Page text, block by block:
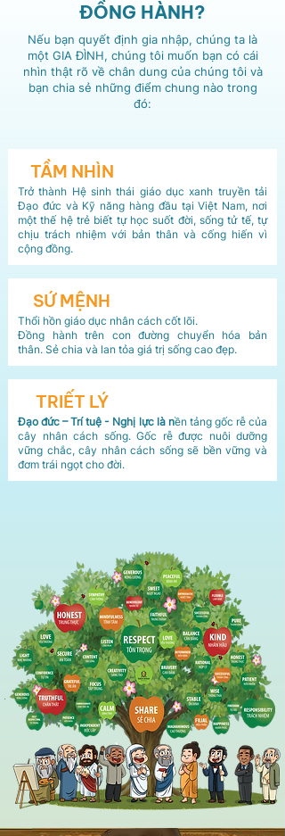
ĐỒNG HÀNH?
Nếu bạn quyết định gia nhập, chúng ta là
một GIA ĐÌNH, chúng tôi muốn bạn có cái
nhìn thật rõ về chân dung của chúng tôi và
bạn chia sẻ những điểm chung nào trong
đó:
TẦM NHÌN
Trở thành Hệ sinh thái giáo dục xanh truyền tải
Đạo đức và Kỹ năng hàng đầu tại Việt Nam, nơi
một thế hệ trẻ biết tự học suốt đời, sống tử tế, tự
chịu trách nhiệm với bản thân và cống hiến vì
cộng đồng.
SỨ MỆNH
Thổi hồn giáo dục nhân cách cốt lõi.
Đồng hành trên con đường chuyển hóa bản
thân. Sẻ chia và lan tỏa giá trị sống cao đẹp.
TRIẾT LÝ
Đạo đức – Trí tuệ - Nghị lực là nền tảng gốc rễ của
cây nhân cách sống. Gốc rễ được nuôi dưỡng
vững chắc, cây nhân cách sống sẽ bền vững và
đơm trái ngọt cho đời.